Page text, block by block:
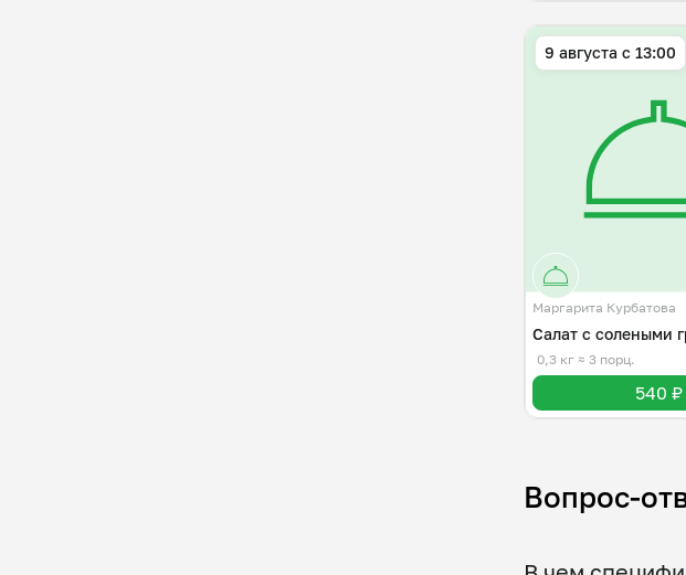
9 августа с 13:00
Маргарита Курбатова
Салат с солеными
0,3 кг ≈ 3 порц.
540 ₽
Вопрос-